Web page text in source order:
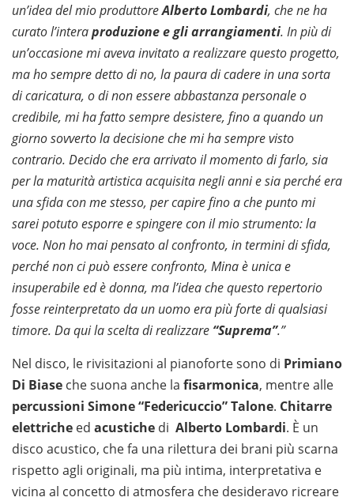
un’idea del mio produttoreAlberto Lombardi, che ne ha
curato l’interaproduzione egli arrangiamenti. In più di
un’occasione mi aveva invitato a realizzare questo progetto,
ma ho sempre detto di no, la paura di cadere in una sorta
di caricatura, o di non essere abbastanza personale o
credibile, mi ha fatto sempre desistere, fino a quando un
giorno sovverto la decisione che mi ha sempre visto
contrario. Decido che era arrivato il momento di farlo, sia
per la maturità artistica acquisita negli anni e sia perché era
una sfida con me stesso, per capire fino a che punto mi
sarei potuto esporre e spingere con il mio strumento: la
voce. Non ho mai pensato al confronto, in termini di sfida,
perché non ci può essere confronto, Mina è unica e
insuperabile ed è donna, ma l’idea che questo repertorio
fosse reinterpretato da un uomo era più forte di qualsiasi
timore. Da qui la scelta di realizzare “Suprema”.”
Nel disco, le rivisitazioni al pianoforte sono di Primiano
Di Biase che suona anche la fisarmonica, mentre alle
percussioni Simone “Federicuccio” Talone. Chitarre
elettriche ed acustiche di Alberto Lombardi. È un
disco acustico, che fa una rilettura dei brani più scarna
rispetto agli originali, ma più intima, interpretativa e
vicina al concetto di atmosfera che desideravo ricreare